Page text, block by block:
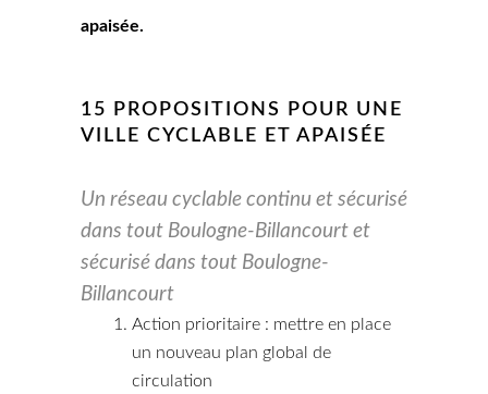
apaisée.
15 PROPOSITIONS POUR UNE
VILLE CYCLABLE ET APAISÉE
Un réseau cyclable continu et sécurisé
dans tout Boulogne-Billancourt et
sécurisé dans tout Boulogne-
Billancourt
Action prioritaire : mettre en place
un nouveau plan global de
circulation